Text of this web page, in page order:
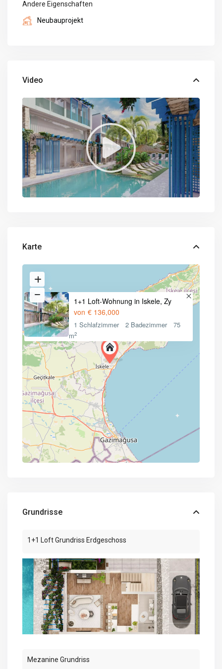
Andere Eigenschaften
Neubauprojekt
Video
Karte
1+1 Loft-Wohnung in Iskele, Zy
von € 136,000
1 Schlafzimmer 2 Badezimmer
75
m2
Grundrisse
1+1 Loft Grundriss Erdgeschoss
Mezanine Grundriss